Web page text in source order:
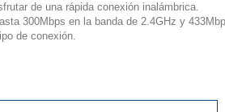
de una rápida conexión inalámbrica.
300Mbps en la banda de 2.4GHz y
de conexión.